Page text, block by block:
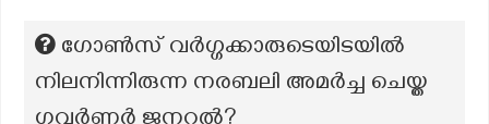
ഗോൺസ് വർഗ്ഗക്കാരുടെയിടയിൽ
നിലനിന്നിരുന്ന നരബലി അമർച്ച ചെയ്ത